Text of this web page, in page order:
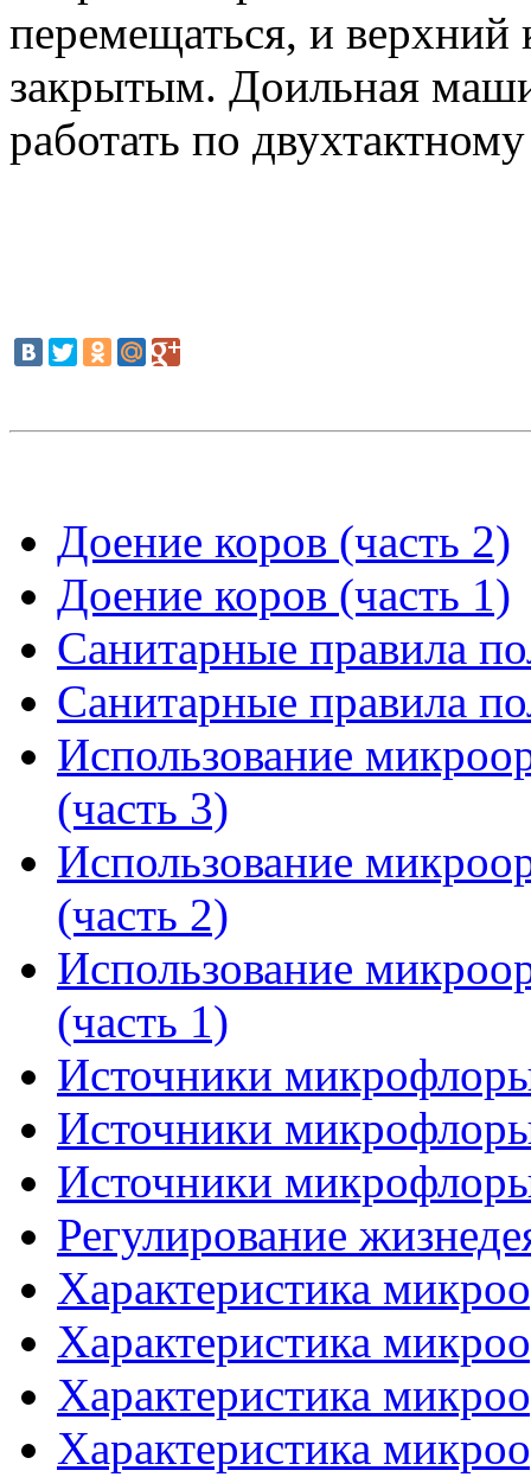
перемещаться, и верхний
закрытым. Доильная
работать по
Доение коров (часть 2)
Доение коров (часть 1)
Санитарные правила
Санитарные правила
Использование
(часть 3)
Использование
(часть 2)
Использование
(часть 1)
Источники
Источники
Источники
Регулирование
Характеристика
Характеристика
Характеристика
Характеристика